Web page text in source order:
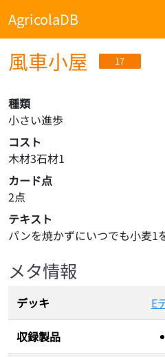
AgricolaDB
風車小屋 17
種類
小さい進歩
コスト
木材3石材1
カード点
2点
テキスト
パンを焼かずにいつでも小麦1
メタ情報
デッキ E
収録製品